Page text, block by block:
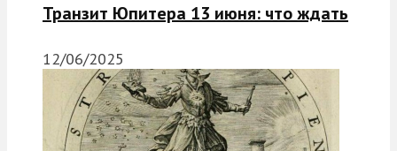
Транзит Юпитера 13 июня: что ждать
12/06/2025